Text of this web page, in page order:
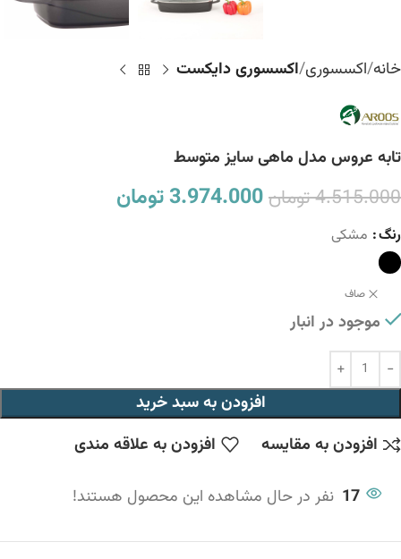
خانه اکسسوری اکسسوری دایکست
تابه عروس مدل ماهی سایز متوسط
4.515.000تومان3.974.000تومان
رنگ مشکی
صاف
موجود در انبار
افزودن به سبد خرید
افزودن به مقایسه
افزودن به علاقه مندی
17 نفر در حال مشاهده این محصول هستند!